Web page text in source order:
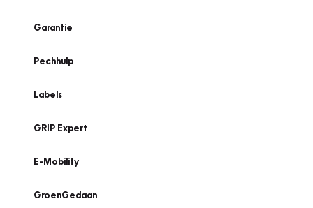
Garantie
Pechhulp
Labels
GRIP Expert
E-Mobility
GroenGedaan